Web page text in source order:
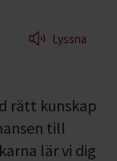
Lyssna
rätt kunskap
till
lär vi dig